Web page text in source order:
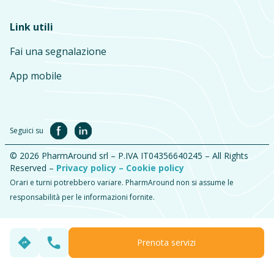
Link utili
Fai una segnalazione
App mobile
Seguici su
© 2026 PharmAround srl – P.IVA IT04356640245 – All Rights
Reserved – Privacy policy – Cookie policy
Orari e turni potrebbero variare. PharmAround non si assume le
responsabilità per le informazioni fornite.
Prenota servizi